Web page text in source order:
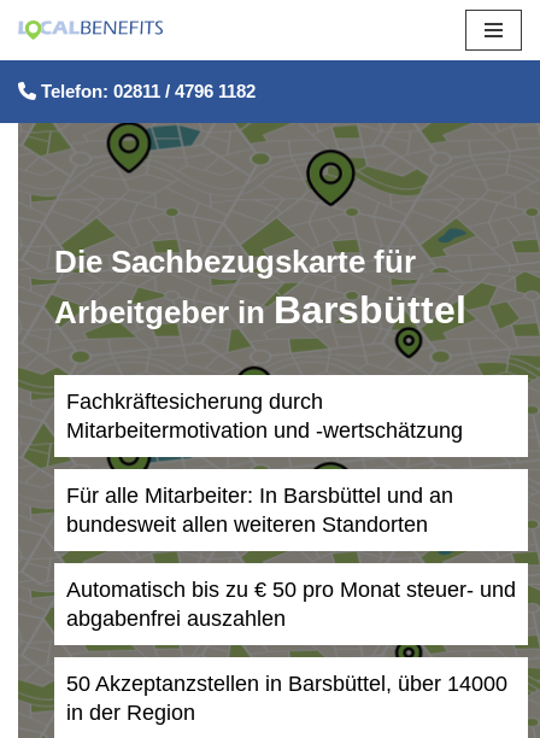
Zum
Inhalt
springen
Telefon: 02811 / 4796 1182
Die Sachbezugskarte für
Arbeitgeber inBarsbüttel
Fachkräftesicherung durch
Mitarbeitermotivation und -wertschätzung
Für alle Mitarbeiter: In Barsbüttel und an
bundesweit allen weiteren Standorten
Automatisch bis zu € 50 pro Monat steuer- und
abgabenfrei auszahlen
50 Akzeptanzstellen in Barsbüttel, über 14000
in der Region